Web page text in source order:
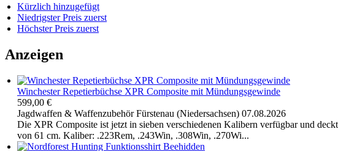
Kürzlich hinzugefügt
Niedrigster Preis zuerst
Höchster Preis zuerst
Anzeigen
Winchester Repetierbüchse XPR Composite mit Mündungsgewinde
599,00 €
Jagdwaffen & Waffenzubehör Fürstenau (Niedersachsen) 07.08.2026
Die XPR Composite ist jetzt in sieben verschiedenen Kalibern verfügbar und
von 61 cm. Kaliber: .223Rem, .243Win, .308Win, .270Wi...